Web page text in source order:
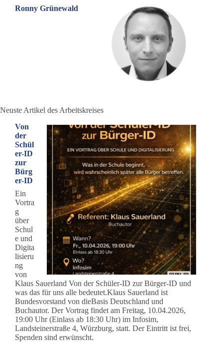
Ronny Grünewald
Neuste Artikel des Arbeitskreises
Von
der
Schül
er-ID
zur
Bürg
er-ID
Ein
Vortra
g
über
Schul
e und
Digita
lisieru
ng
von
Klaus Sauerland Von der Schüler-ID zur Bürger-ID und
was das für uns alle bedeutet.Klaus Sauerland ist
Bundesvorstand von dieBasis Deutschland und
Buchautor. Der Vortrag findet am Freitag, 10.04.2026,
19:00 Uhr (Einlass ab 18:30 Uhr) im Infosim,
Landsteinerstraße 4, Würzburg, statt. Der Eintritt ist frei,
Spenden sind erwünscht.